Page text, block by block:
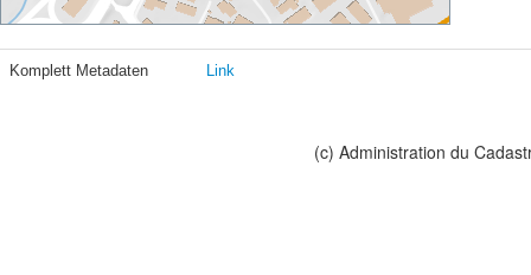
Komplett Metadaten Link
(c) Administration du